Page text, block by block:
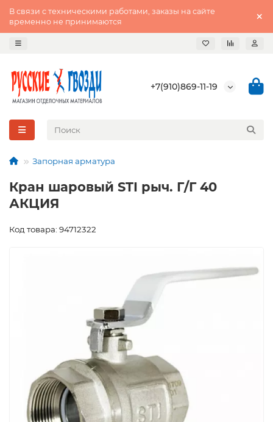
В связи с техническими работами, заказы на сайте
временно не принимаются
+7(910)869-11-19
Запорная арматура
Кран шаровый STI рыч. Г/Г 40
АКЦИЯ
Код товара: 94712322